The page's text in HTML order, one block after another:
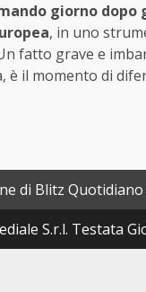
giorno dopo
, in uno
fatto grave e
è il momento di
di Blitz Quotidiano
S.r.l. Testata